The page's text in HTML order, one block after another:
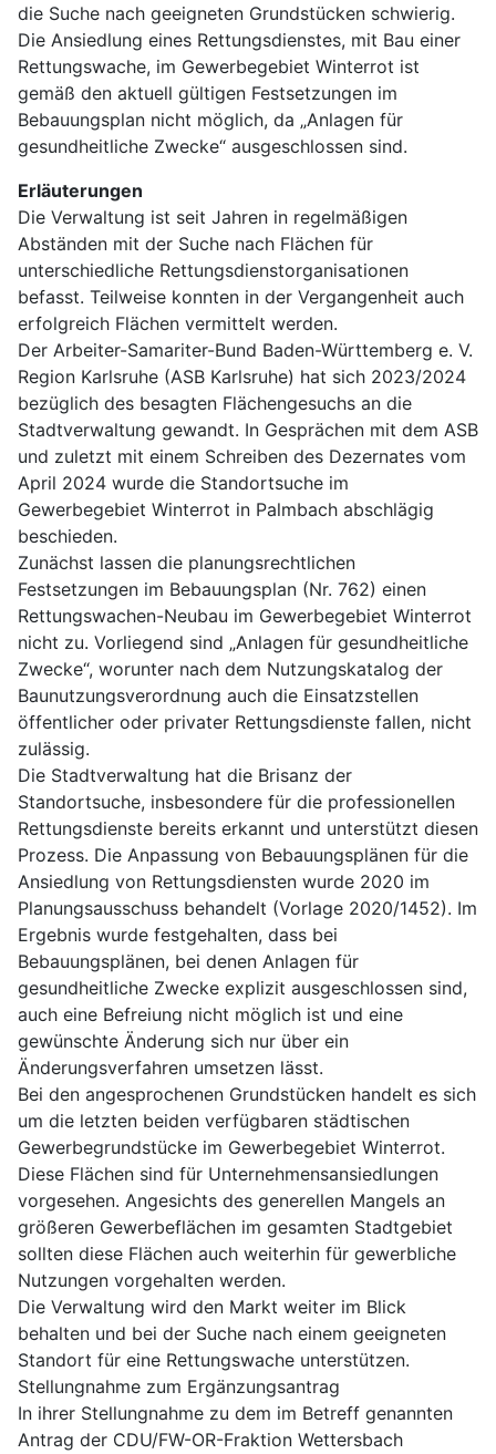
die Suche nach geeigneten Grundstücken schwierig.
Die Ansiedlung eines Rettungsdienstes, mit Bau einer
Rettungswache, im Gewerbegebiet Winterrot ist
gemäß den aktuell gültigen Festsetzungen im
Bebauungsplan nicht möglich, da „Anlagen für
gesundheitliche Zwecke“ ausgeschlossen sind.
Erläuterungen
Die Verwaltung ist seit Jahren in regelmäßigen
Abständen mit der Suche nach Flächen für
unterschiedliche Rettungsdienstorganisationen
befasst. Teilweise konnten in der Vergangenheit auch
erfolgreich Flächen vermittelt werden.
Der Arbeiter-Samariter-Bund Baden-Württemberg e. V.
Region Karlsruhe (ASB Karlsruhe) hat sich 2023/2024
bezüglich des besagten Flächengesuchs an die
Stadtverwaltung gewandt. In Gesprächen mit dem ASB
und zuletzt mit einem Schreiben des Dezernates vom
April 2024 wurde die Standortsuche im
Gewerbegebiet Winterrot in Palmbach abschlägig
beschieden.
Zunächst lassen die planungsrechtlichen
Festsetzungen im Bebauungsplan (Nr. 762) einen
Rettungswachen-Neubau im Gewerbegebiet Winterrot
nicht zu. Vorliegend sind „Anlagen für gesundheitliche
Zwecke“, worunter nach dem Nutzungskatalog der
Baunutzungsverordnung auch die Einsatzstellen
öffentlicher oder privater Rettungsdienste fallen, nicht
zulässig.
Die Stadtverwaltung hat die Brisanz der
Standortsuche, insbesondere für die professionellen
Rettungsdienste bereits erkannt und unterstützt diesen
Prozess. Die Anpassung von Bebauungsplänen für die
Ansiedlung von Rettungsdiensten wurde 2020 im
Planungsausschuss behandelt (Vorlage 2020/1452). Im
Ergebnis wurde festgehalten, dass bei
Bebauungsplänen, bei denen Anlagen für
gesundheitliche Zwecke explizit ausgeschlossen sind,
auch eine Befreiung nicht möglich ist und eine
gewünschte Änderung sich nur über ein
Änderungsverfahren umsetzen lässt.
Bei den angesprochenen Grundstücken handelt es sich
um die letzten beiden verfügbaren städtischen
Gewerbegrundstücke im Gewerbegebiet Winterrot.
Diese Flächen sind für Unternehmensansiedlungen
vorgesehen. Angesichts des generellen Mangels an
größeren Gewerbeflächen im gesamten Stadtgebiet
sollten diese Flächen auch weiterhin für gewerbliche
Nutzungen vorgehalten werden.
Die Verwaltung wird den Markt weiter im Blick
behalten und bei der Suche nach einem geeigneten
Standort für eine Rettungswache unterstützen.
Stellungnahme zum Ergänzungsantrag
In ihrer Stellungnahme zu dem im Betreff genannten
Antrag der CDU/FW-OR-Fraktion Wettersbach